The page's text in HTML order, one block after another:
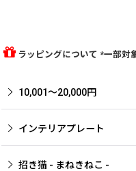
ラッピングについて *一部対
10,001〜20,000円
インテリアプレート
招き猫 - まねきねこ -